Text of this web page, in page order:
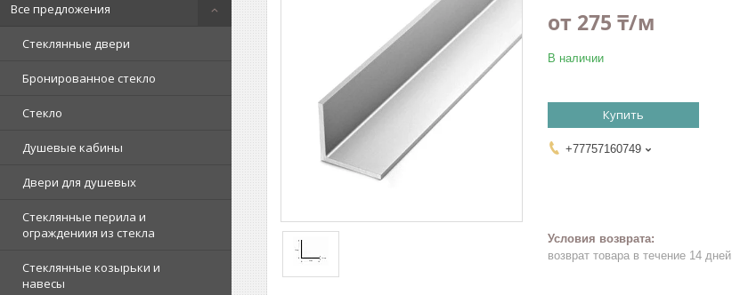
Все предложения
Стеклянные двери
Бронированное стекло
Стекло
Душевые кабины
Двери для душевых
Стеклянные перила и
ограждениия из стекла
Стеклянные козырьки и
навесы
от 275 ₸/м
В наличии
Купить
+77757160749
возврат товара в течение 14 дней